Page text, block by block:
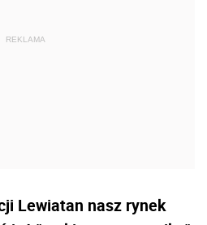
Lewiatan nasz rynek